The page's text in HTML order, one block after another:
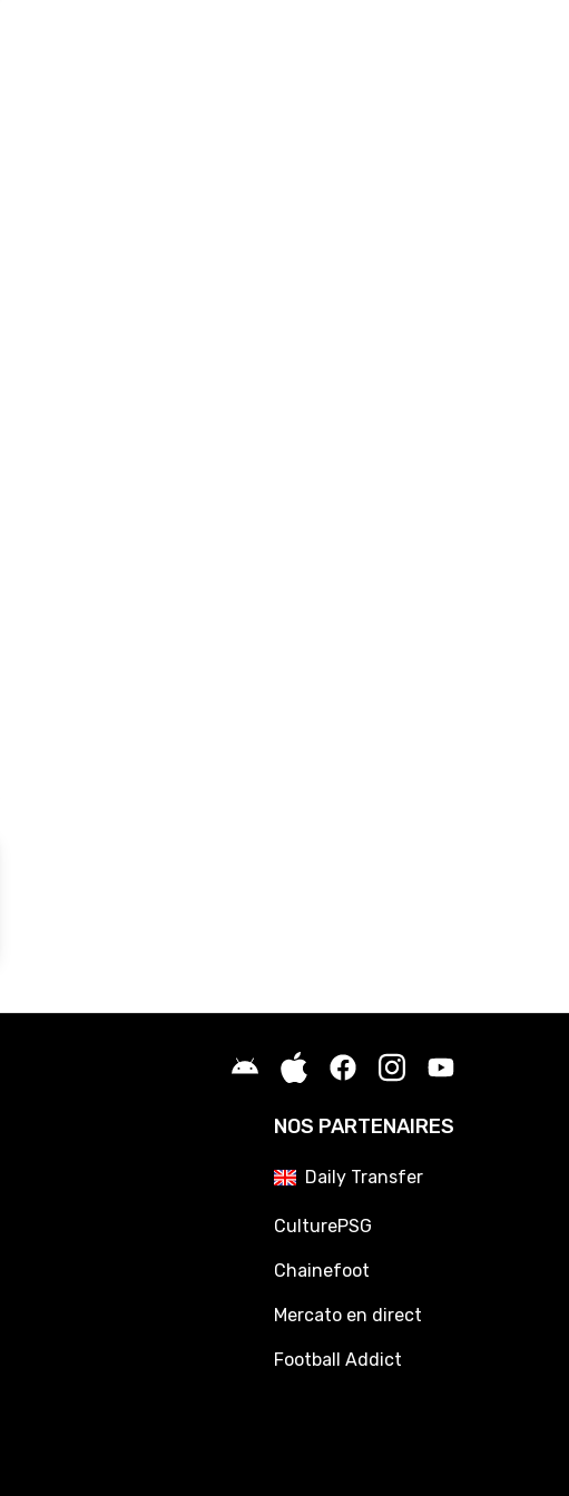
NOS PARTENAIRES
Daily Transfer
CulturePSG
Chainefoot
Mercato en direct
Football Addict